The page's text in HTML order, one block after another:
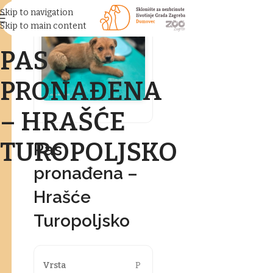
Skip to navigation
Skip to main content
PAS
PRONAĐENA
– HRAŠĆE
TUROPOLJSKO
Pas
pronađena –
Hrašće
Turopoljsko
Vrsta
P